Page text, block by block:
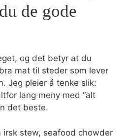
de gode
og det betyr at du
mat til steder som lever
Jeg pleier å tenke slik:
lang meny med “alt
det beste.
irsk stew, seafood chowder